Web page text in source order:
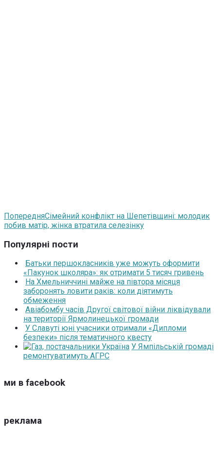
ПопередняСімейний конфлікт на Шепетівщині: молодик
побив матір, жінка втратила селезінку
Популярні пости
Батьки першокласників уже можуть оформити
«Пакунок школяра»: як отримати 5 тисяч гривень
На Хмельниччині майже на півтора місяця
заборонять ловити раків: коли діятимуть
обмеження
Авіабомбу часів Другої світової війни ліквідували
на території Ярмолинецької громади
У Славуті юні учасники отримали «Дипломи
безпеки» після тематичного квесту
У Ямпільській громаді
ремонтуватимуть АГРС
ми в facebook
реклама